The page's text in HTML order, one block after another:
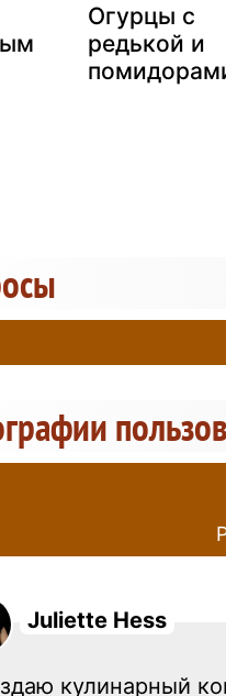
Огурцы с
редькой и
Juliette Hess
кулинарный